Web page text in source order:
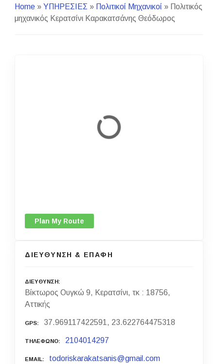
Home » ΥΠΗΡΕΣΙΕΣ » Πολιτικοί Μηχανικοί » Πολιτικός
μηχανικός Κερατσίνι Καρακατσάνης Θεόδωρος
Plan My Route
ΔΙΕΥΘΥΝΣΗ & ΕΠΑΦΗ
ΔΙΕΥΘΥΝΣΗ
Βίκτωρος Ουγκώ 9, Κερατσίνι, τκ : 18756,
Αττικής
GPS 37.969117422591, 23.622764475318
ΤΗΛΕΦΩΝΟ 2104014297
EMAIL todoriskarakatsanis@gmail.com